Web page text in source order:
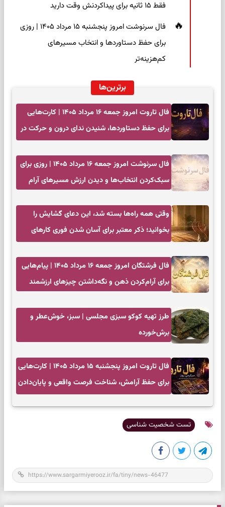
فقط ۱۵ ثانیه برای پیداکردنش وقت دارید
فال سرنوشت امروز پنجشنبه ۱۵ مرداد ۱۴۰۵ | روزی
برای حفظ دستاوردها و انتخاب مسیرهای
کم‌هزینه‌تر
برترین‌ها
فال تاروت امروز جمعه ۱۶ مرداد ۱۴۰۵ | کارت‌هایی
برای حفظ دستاوردها، شنیدن ندای درون و حرکت در
فال سرنوشت امروز جمعه ۱۶ مرداد ۱۴۰۵ | روزی برای
سبک‌کردن انتخاب‌ها و دیدن ارزش مسیرهای آرام
وقتی همه راه‌ها بسته شد، این دعای گشایش را
بخوانید؛ ذکر معتبر برای آسان شدن فوری کارهای
فال فرشتگان امروز جمعه ۱۶ مرداد ۱۴۰۵ | پیام‌هایی
برای آرام‌کردن ذهن و نگه‌داشتن چیزهای ارزشمند
طرز تهیه کوکو سبزی مجلسی | سبز، خوش‌عطر و
برش‌خورده
فال تاروت امروز پنجشنبه ۱۵ مرداد ۱۴۰۵ | کارت‌هایی
برای حفظ آرامش، شناخت فرصت واقعی و پایان‌دادن
تست شخصیت شناسی